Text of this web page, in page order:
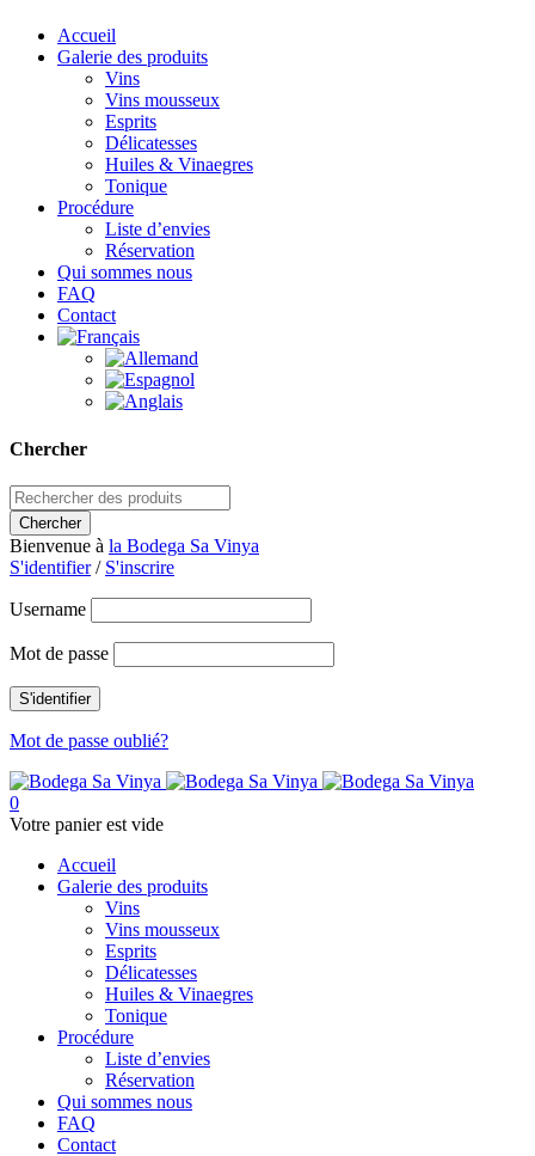
Accueil
Galerie des produits
Vins
Vins mousseux
Esprits
Délicatesses
Huiles & Vinaegres
Tonique
Procédure
Liste d’envies
Réservation
Qui sommes nous
FAQ
Contact
Chercher
Bienvenue à la Bodega Sa Vinya
S'identifier/ S'inscrire
Username
Mot de passe
Mot de passe oublié?
0
Votre panier est vide
Accueil
Galerie des produits
Vins
Vins mousseux
Esprits
Délicatesses
Huiles & Vinaegres
Tonique
Procédure
Liste d’envies
Réservation
Qui sommes nous
FAQ
Contact